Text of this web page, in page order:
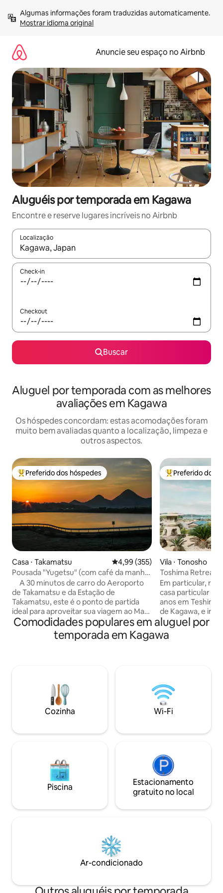
para
Mostrar idioma original
Anuncie seu espaço no Airbnb
Aluguéis por temporada em Kagawa
Encontre e reserve lugares incríveis no Airbnb
Localização
Quando os resultados estiverem disponíveis, explore-os
Check-in
Checkout
Buscar
Aluguel por temporada com as melhores
avaliações em Kagawa
Os hóspedes concordam: estas acomodações foram
muito bem avaliadas quanto a localização, limpeza e
outros aspectos.
Entre os melhores preferidos dos hóspedes
Preferido dos hóspedes
Casa ⋅ Takamatsu 4,99 de uma avaliação média de
4,99 (355)
Pousada "Yugetsu" (com café da manhã)
~ Localizada no centro de Kagawa, esta
pousada é uma base para acessar
Setouchi ~
A 30 minutos de carro do Aeroporto
de Takamatsu e da Estação de
Takamatsu, este é o ponto de partida
ideal para aproveitar sua viagem ao Mar
Interior de Seto de carro alugado ou de
trem.Se necessário, forneceremos
transporte gratuito de ida e volta da
crianças e amigos por noites
consecutivas. Esta é uma autêntica
casa reformada de 50 anos em estilo
japonês, com um jardim japonês,
privativo de 4 quartos e 3 banheiros.
onde você pode aproveitar plenamente
a paisagem natural sazonal, por
exemplo, fazendo uma caminhada
matinal enquanto observa o nascer do
também pode desfrutar de uma estadia
parada da Rota de Peregrinação de
Shikoku) e caminhando pela rota de
peregrinação. Para a semente de
flores, você também pode desfrutar de
Esta é uma base ideal para passeios de
Entre os
Preferido dos
Vila ⋅ Tonosho
Toshima Retreat
Um momento
casa onde você
Inland Sea
Em particular,
casa particular
anos em
de Kagawa, e
verão de 2021. Uma casa antiga com um
espaço
espaçosa acima
incluindo uma
por um antigo
lanterna muito
Iaura, está
idílico, com uma
Interior de
ensolarado, você
nascer das
fundos. O prédio é composto por
medida contra
fundamental. Atrás do edifício estão os
Comodidades populares em aluguel por
temporada em Kagawa
Cozinha Wi-Fi
Piscina
Estacionamento
gratuito no local
Ar-condicionado